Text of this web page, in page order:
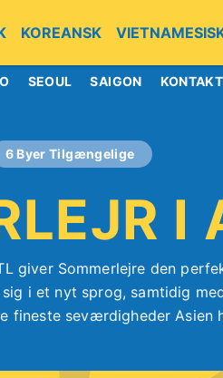
KOREANSK
SEOUL SAIGON KONTAKT
6 Byer Tilgængelige
I
giver Sommerlejre den
i et nyt sprog, samtidig
fineste seværdigheder Asien